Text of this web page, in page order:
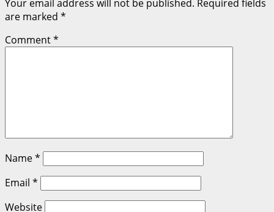
Your email address will not be published. Required fields
are marked *
Comment*
Name*
Email *
Website